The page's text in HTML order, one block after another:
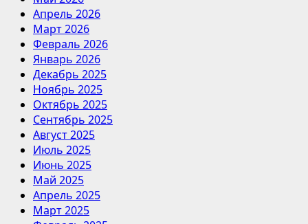
Апрель 2026
Март 2026
Февраль 2026
Январь 2026
Декабрь 2025
Ноябрь 2025
Октябрь 2025
Сентябрь 2025
Август 2025
Июль 2025
Июнь 2025
Май 2025
Апрель 2025
Март 2025